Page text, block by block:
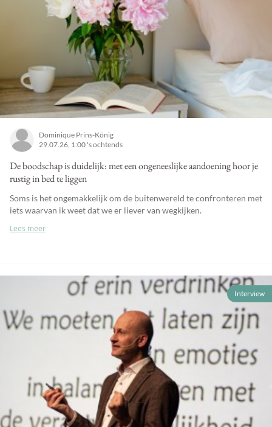
Dominique Prins-König
29.07.26, 1:00 's ochtends
De boodschap is duidelijk: met een ongeneeslijke aandoening hoor je
rustig in bed te liggen
Soms is het ongemakkelijk om de buitenwereld te confronteren met
iets waarvan ik weet dat we er liever van wegkijken.
Lees meer
Interview